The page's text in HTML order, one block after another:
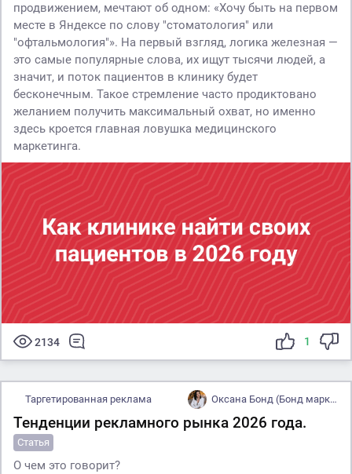
продвижением, мечтают об одном: «Хочу быть на первом
месте в Яндексе по слову "стоматология" или
"офтальмология"». На первый взгляд, логика железная —
это самые популярные слова, их ищут тысячи людей, а
значит, и поток пациентов в клинику будет
бесконечным. Такое стремление часто продиктовано
желанием получить максимальный охват, но именно
здесь кроется главная ловушка медицинского
маркетинга.
2134 1
Таргетированная реклама Оксана Бонд (Бонд маркетинг)
Тенденции рекламного рынка 2026 года.
Статья
О чем это говорит?